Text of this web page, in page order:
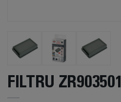
FILTRU ZR903501